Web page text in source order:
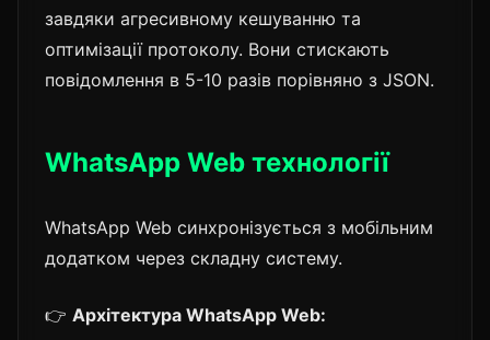
завдяки агресивному кешуванню та
оптимізації протоколу. Вони стискають
повідомлення в 5-10 разів порівняно з JSON.
WhatsApp Web технології
WhatsApp Web синхронізується з мобільним
додатком через складну систему.
👉 Архітектура WhatsApp Web: